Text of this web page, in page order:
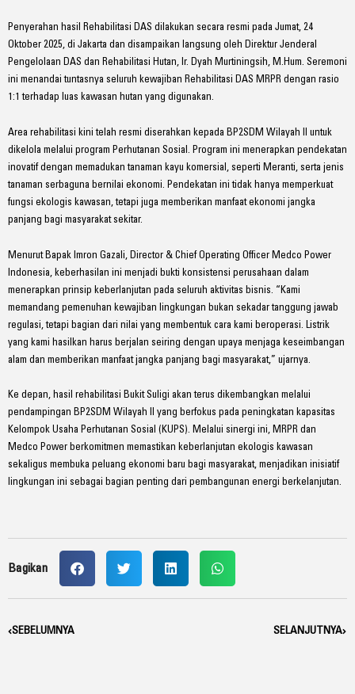
Penyerahan hasil Rehabilitasi DAS dilakukan secara resmi pada Jumat, 24
Oktober 2025, di Jakarta dan disampaikan langsung oleh Direktur Jenderal
Pengelolaan DAS dan Rehabilitasi Hutan, Ir. Dyah Murtiningsih, M.Hum. Seremoni
ini menandai tuntasnya seluruh kewajiban Rehabilitasi DAS MRPR dengan rasio
1:1 terhadap luas kawasan hutan yang digunakan.
Area rehabilitasi kini telah resmi diserahkan kepada BP2SDM Wilayah II untuk
dikelola melalui program Perhutanan Sosial. Program ini menerapkan pendekatan
inovatif dengan memadukan tanaman kayu komersial, seperti Meranti, serta jenis
tanaman serbaguna bernilai ekonomi. Pendekatan ini tidak hanya memperkuat
fungsi ekologis kawasan, tetapi juga memberikan manfaat ekonomi jangka
panjang bagi masyarakat sekitar.
Menurut Bapak Imron Gazali, Director & Chief Operating Officer Medco Power
Indonesia, keberhasilan ini menjadi bukti konsistensi perusahaan dalam
menerapkan prinsip keberlanjutan pada seluruh aktivitas bisnis. “Kami
memandang pemenuhan kewajiban lingkungan bukan sekadar tanggung jawab
regulasi, tetapi bagian dari nilai yang membentuk cara kami beroperasi. Listrik
yang kami hasilkan harus berjalan seiring dengan upaya menjaga keseimbangan
alam dan memberikan manfaat jangka panjang bagi masyarakat,” ujarnya.
Ke depan, hasil rehabilitasi Bukit Suligi akan terus dikembangkan melalui
pendampingan BP2SDM Wilayah II yang berfokus pada peningkatan kapasitas
Kelompok Usaha Perhutanan Sosial (KUPS). Melalui sinergi ini, MRPR dan
Medco Power berkomitmen memastikan keberlanjutan ekologis kawasan
sekaligus membuka peluang ekonomi baru bagi masyarakat, menjadikan inisiatif
lingkungan ini sebagai bagian penting dari pembangunan energi berkelanjutan.
Bagikan
Prev
SEBELUMNYA SELANJUTNYA